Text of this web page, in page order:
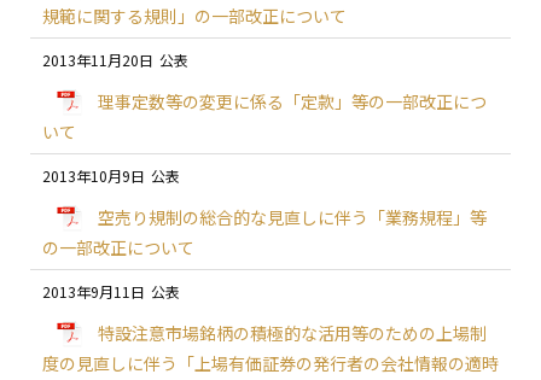
規範に関する規則」の一部改正について
2013年11月20日
理事定数等の変更に係る「定款」等の一部改正につ
いて
2013年10月9日
空売り規制の総合的な見直しに伴う「業務規程」等
の一部改正について
2013年9月11日
特設注意市場銘柄の積極的な活用等のための上場制
度の見直しに伴う「上場有価証券の発行者の会社情報の適時